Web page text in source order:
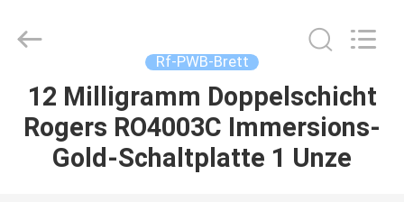
ZU
HAUSE
Reserved.
Rf-PWB-Brett
12 Milligramm Doppelschicht
Rogers RO4003C Immersions-
Gold-Schaltplatte 1 Unze